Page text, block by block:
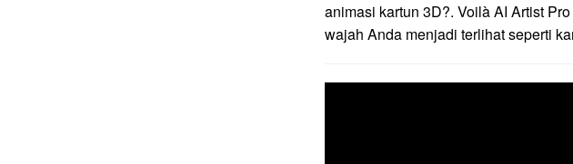
animasi kartun 3D?. Voilà AI Artist
wajah Anda menjadi terlihat seperti